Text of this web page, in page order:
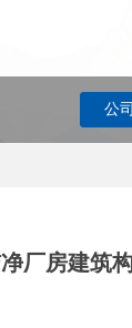
公
厂房建筑